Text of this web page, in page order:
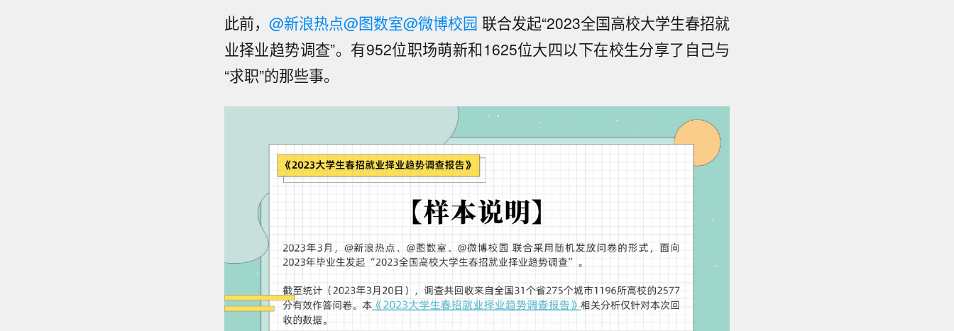
此前， @新浪热点@图数室@微博校园 联合发起“2023全国高校大学生春招就
业择业趋势调查”。有952位职场萌新和1625位大四以下在校生分享了自己与
“求职”的那些事。